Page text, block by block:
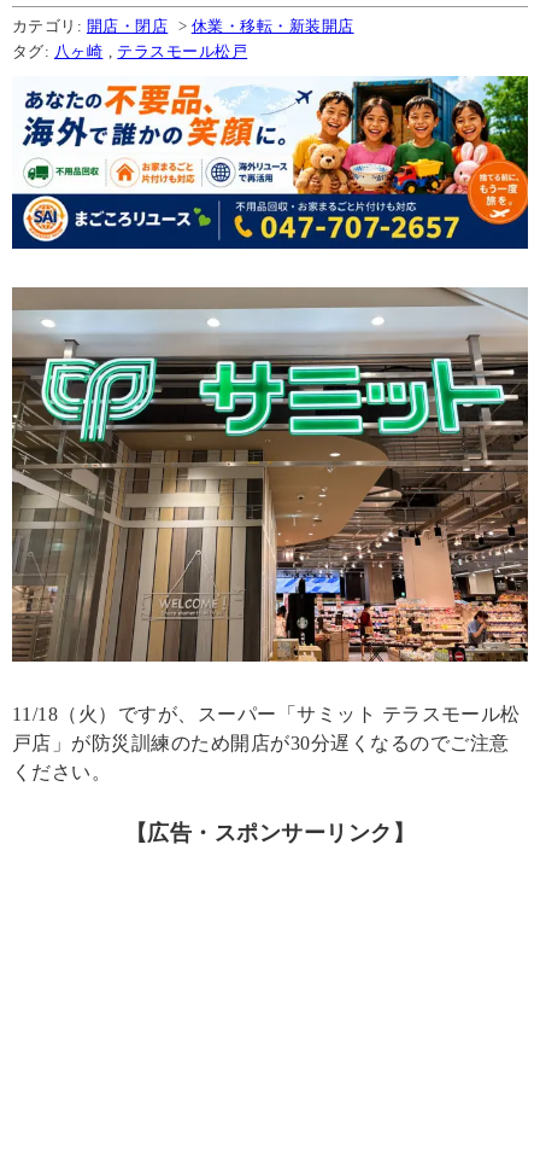
カテゴリ: 開店・閉店 > 休業・移転・新装開店
タグ: 八ヶ崎 テラスモール松戸
11/18（火）ですが、スーパー「サミット テラスモール松
戸店」が防災訓練のため開店が30分遅くなるのでご注意
ください。
【広告・スポンサーリンク】